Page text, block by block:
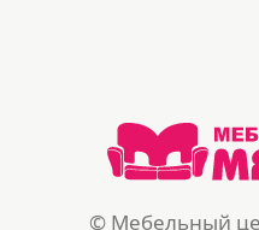
© Мебельный